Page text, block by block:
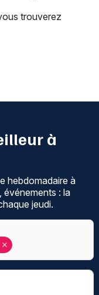
trouverez
à
hebdomadaire à
événements : la
jeudi.